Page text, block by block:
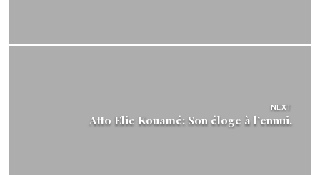
NEXT
Atto Elie Kouamé: Son éloge à l’ennui.